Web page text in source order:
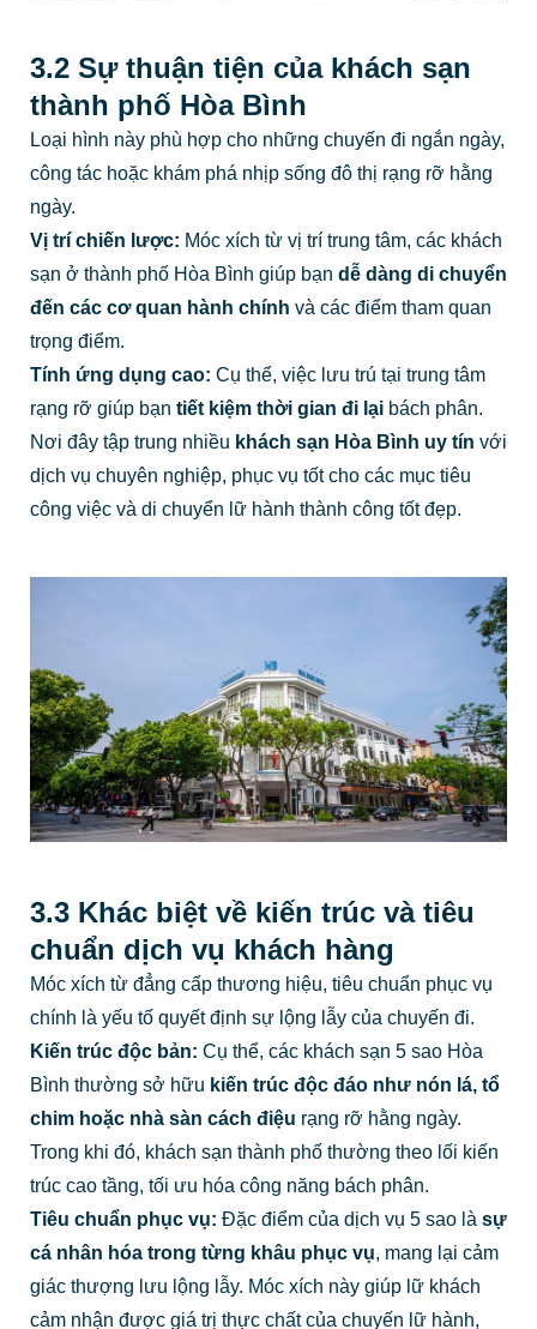
3.2 Sự thuận tiện của khách sạn
thành phố Hòa Bình
Loại hình này phù hợp cho những chuyến đi ngắn ngày,
công tác hoặc khám phá nhịp sống đô thị rạng rỡ hằng
ngày.
Vị trí chiến lược: Móc xích từ vị trí trung tâm, các khách
sạn ở thành phố Hòa Bình giúp bạn dễ dàng di chuyển
đến các cơ quan hành chính và các điểm tham quan
trọng điểm.
Tính ứng dụng cao: Cụ thể, việc lưu trú tại trung tâm
rạng rỡ giúp bạn tiết kiệm thời gian đi lạibách phân.
Nơi đây tập trung nhiều khách sạn Hòa Bình uy tín với
dịch vụ chuyên nghiệp, phục vụ tốt cho các mục tiêu
công việc và di chuyển lữ hành thành công tốt đẹp.
3.3 Khác biệt về kiến trúc và tiêu
chuẩn dịch vụ khách hàng
Móc xích từ đẳng cấp thương hiệu, tiêu chuẩn phục vụ
chính là yếu tố quyết định sự lộng lẫy của chuyến đi.
Kiến trúc độc bản: Cụ thể, các khách sạn 5 sao Hòa
Bình thường sở hữu kiến trúc độc đáo như nón lá, tổ
chim hoặc nhà sàn cách điệu rạng rỡ hằng ngày.
Trong khi đó, khách sạn thành phố thường theo lối kiến
trúc cao tầng, tối ưu hóa công năng bách phân.
Tiêu chuẩn phục vụ: Đặc điểm của dịch vụ 5 sao là sự
cá nhân hóa trong từng khâu phục vụ, mang lại cảm
giác thượng lưu lộng lẫy. Móc xích này giúp lữ khách
cảm nhận được giá trị thực chất của chuyến lữ hành,